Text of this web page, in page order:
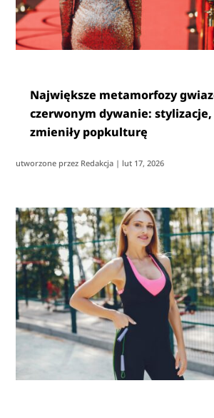
Największe metamorfozy
czerwonym dywanie:
zmieniły popkulturę
utworzone przez Redakcja | lut 17, 2026